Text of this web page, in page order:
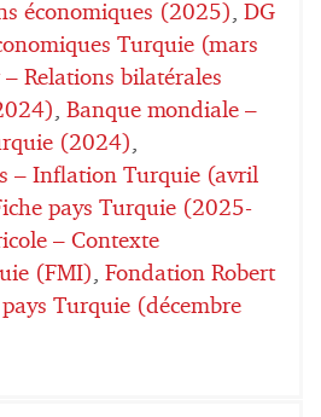
économiques (2025), DG
Turquie (mars
– Relations bilatérales
, Banque mondiale –
(2024),
– Inflation Turquie (avril
pays Turquie (2025-
– Contexte
(FMI), Fondation Robert
Turquie (décembre